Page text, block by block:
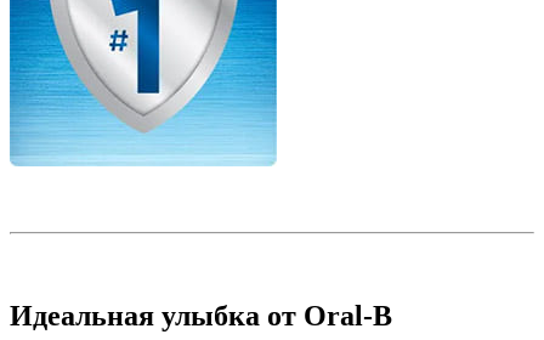
Идеальная улыбка от Oral-B